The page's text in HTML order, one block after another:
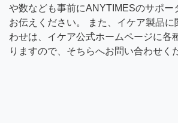
や数なども事前にANYTIMESのサポー
お伝えください。 また、イケア製品に
わせは、イケア公式ホームページに各
りますので、そちらへお問い合わせく